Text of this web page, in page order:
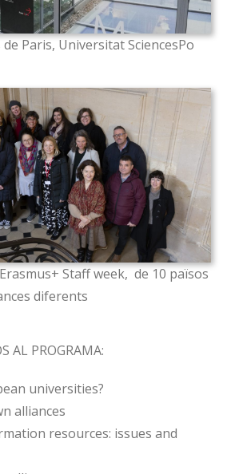
Paris, Universitat SciencesPo
Staff week, de 10 països
diferents
AL PROGRAMA:
universities?
alliances
resources: issues and